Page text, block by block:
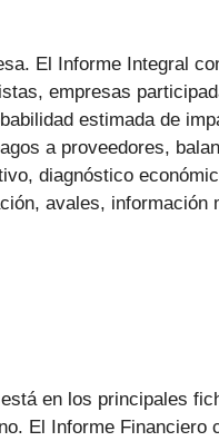
El Informe Integral
empresas
estimada de
a proveedores,
diagnóstico
avales, información
en los principales
El Informe Financiero